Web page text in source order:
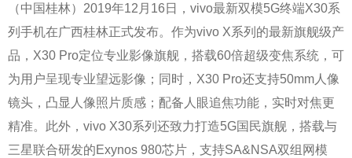
（中国桂林）2019年12月16日，vivo最新双模5G终端X30系
列手机在广西桂林正式发布。作为vivo X系列的最新旗舰级产
品，X30 Pro定位专业影像旗舰，搭载60倍超级变焦系统，可
为用户呈现专业望远影像；同时，X30 Pro还支持50mm人像
镜头，凸显人像照片质感；配备人眼追焦功能，实时对焦更
精准。此外，vivo X30系列还致力打造5G国民旗舰，搭载与
三星联合研发的Exynos 980芯片，支持SA&NSA双组网模